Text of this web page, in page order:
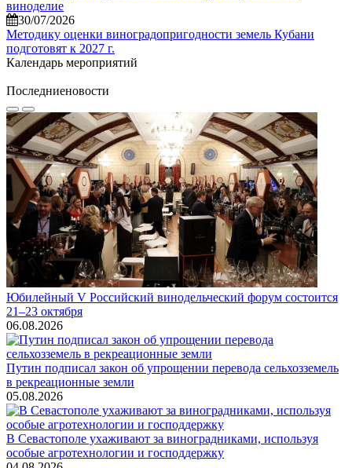
виноделие
30/07/2026
Методику оценки виноградопригодности земель Кубани
подготовят к 2027 г.
Календарь мероприятий
Последниеновости
Юбилейный V Российский винодельческий форум состоится
21–23 октября
06.08.2026
Путин подписал закон об упрощении перевода сельхозземель
в рекреационные земли
05.08.2026
В Севастополе ухаживают за виноградниками, используя
особые агротехнологии и господдержку